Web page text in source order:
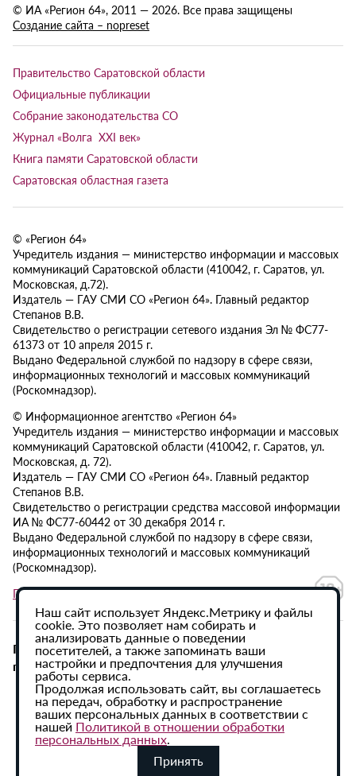
© ИА «Регион 64», 2011 — 2026. Все права защищены
Создание сайта – nopreset
Правительство Саратовской области
Официальные публикации
Собрание законодательства СО
Журнал «Волга XXI век»
Книга памяти Саратовской области
Саратовская областная газета
© «Регион 64»
Учредитель издания — министерство информации и массовых
коммуникаций Саратовской области (410042, г. Саратов, ул.
Московская, д.72).
Издатель — ГАУ СМИ СО «Регион 64». Главный редактор
Степанов В.В.
Свидетельство о регистрации сетевого издания Эл № ФС77-
61373 от 10 апреля 2015 г.
Выдано Федеральной службой по надзору в сфере связи,
информационных технологий и массовых коммуникаций
(Роскомнадзор).
© Информационное агентство «Регион 64»
Учредитель издания — министерство информации и массовых
коммуникаций Саратовской области (410042, г. Саратов, ул.
Московская, д. 72).
Издатель — ГАУ СМИ СО «Регион 64». Главный редактор
Степанов В.В.
Свидетельство о регистрации средства массовой информации
ИА № ФС77-60442 от 30 декабря 2014 г.
Выдано Федеральной службой по надзору в сфере связи,
информационных технологий и массовых коммуникаций
(Роскомнадзор).
Политика в отношении обработки персональных данных
При использовании материалов сайта активная
гиперссылка на ИА «Регион 64» обязательна.
Наш сайт использует Яндекс.Метрику и файлы
cookie. Это позволяет нам собирать и
анализировать данные о поведении
посетителей, а также запоминать ваши
настройки и предпочтения для улучшения
работы сервиса.
Продолжая использовать сайт, вы соглашаетесь
на передач, обработку и распространение
ваших персональных данных в соответствии с
нашей Политикой в отношении обработки
персональных данных.
Принять